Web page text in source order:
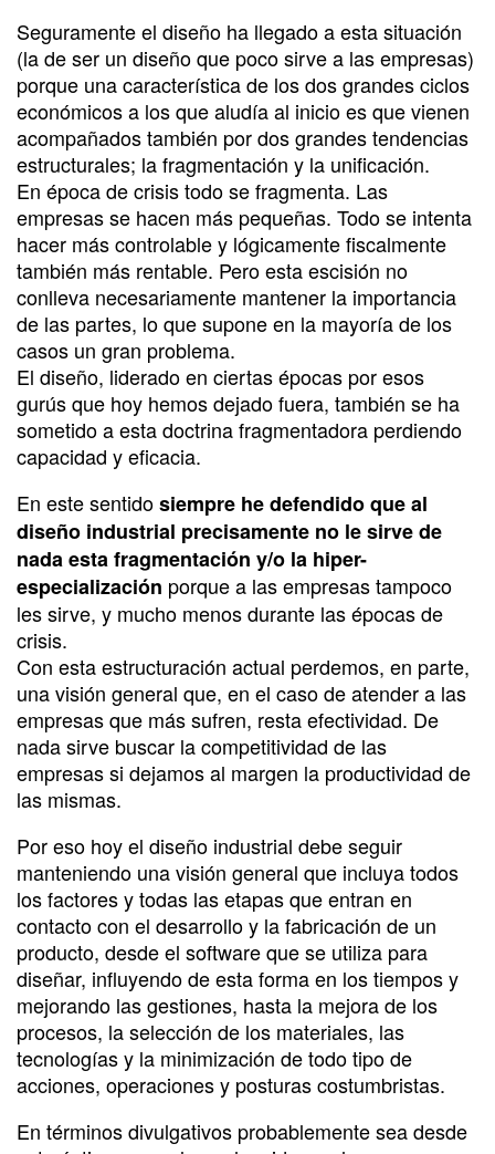
Seguramente el diseño ha llegado a esta situación
(la de ser un diseño que poco sirve a las empresas)
porque una característica de los dos grandes ciclos
económicos a los que aludía al inicio es que vienen
acompañados también por dos grandes tendencias
estructurales; la fragmentación y la unificación.
En época de crisis todo se fragmenta. Las
empresas se hacen más pequeñas. Todo se intenta
hacer más controlable y lógicamente fiscalmente
también más rentable. Pero esta escisión no
conlleva necesariamente mantener la importancia
de las partes, lo que supone en la mayoría de los
casos un gran problema.
El diseño, liderado en ciertas épocas por esos
gurús que hoy hemos dejado fuera, también se ha
sometido a esta doctrina fragmentadora perdiendo
capacidad y eficacia.
En este sentidosiempre he defendido que al
diseño industrial precisamente no le sirve de
nada esta fragmentación y/o la hiper-
especialización porque a las empresas tampoco
les sirve, y mucho menos durante las épocas de
crisis.
Con esta estructuración actual perdemos, en parte,
una visión general que, en el caso de atender a las
empresas que más sufren, resta efectividad. De
nada sirve buscar la competitividad de las
empresas si dejamos al margen la productividad de
las mismas.
Por eso hoy el diseño industrial debe seguir
manteniendo una visión general que incluya todos
los factores y todas las etapas que entran en
contacto con el desarrollo y la fabricación de un
producto, desde el software que se utiliza para
diseñar, influyendo de esta forma en los tiempos y
mejorando las gestiones, hasta la mejora de los
procesos, la selección de los materiales, las
tecnologías y la minimización de todo tipo de
acciones, operaciones y posturas costumbristas.
En términos divulgativos probablemente sea desde